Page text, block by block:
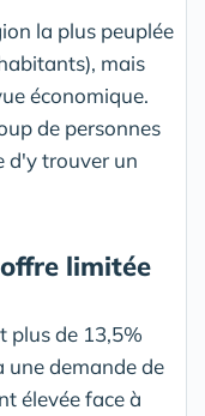
la plus peuplée
mais
économique.
de personnes
d'y trouver un
limitée
plus de 13,5%
une demande de
élevée face à